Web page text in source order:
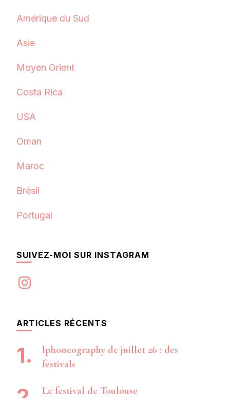
Amérique du Sud
Asie
Moyen Orient
Costa Rica
USA
Oman
Maroc
Brésil
Portugal
SUIVEZ-MOI SUR INSTAGRAM
Instagram
ARTICLES RÉCENTS
Iphoneography de juillet 26 : des
festivals
Le festival de Toulouse